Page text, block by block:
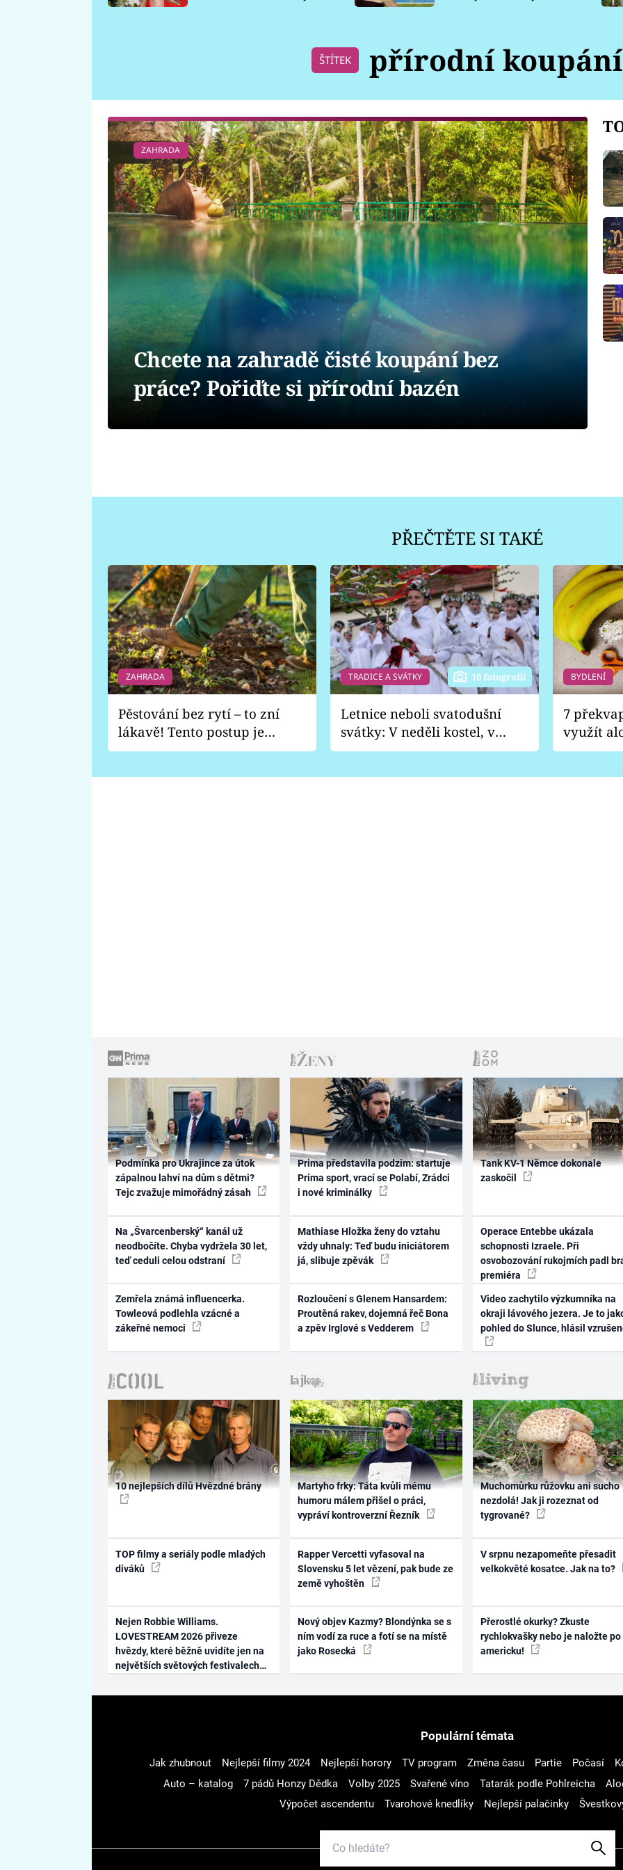
ŠTÍTEK přírodní koupání
ZAHRADA
Chcete na zahradě čisté koupání bez
práce? Pořiďte si přírodní bazén
PŘEČTĚTE SI TAKÉ
ZAHRADA
Pěstování bez rytí – to zní
lákavě! Tento postup je
vhodný jen pro některé
TRADICE A SVÁTKY 10 fotografií
Letnice neboli svatodušní
svátky: V neděli kostel, v
pondělí zábava
BYDLENÍ
7
využít
Podmínka pro Ukrajince za útok
zápalnou lahví na dům s dětmi?
Tejc zvažuje mimořádný zásah
Na „Švarcenberský“ kanál už
neodbočíte. Chyba vydržela 30 let,
teď ceduli celou odstraní
Zemřela známá influencerka.
Towleová podlehla vzácné a
zákeřné nemoci
Prima představila podzim: startuje
Prima sport, vrací se Polabí, Zrádci
i nové kriminálky
Mathiase Hložka ženy do vztahu
vždy uhnaly: Teď budu iniciátorem
já, slibuje zpěvák
Rozloučení s Glenem Hansardem:
Proutěná rakev, dojemná řeč Bona
a zpěv Irglové s Vedderem
Tank KV-1 Němce dokonale
zaskočil
Operace Entebbe ukázala
schopnosti Izraele. Při
osvobozování rukojmích padl
premiéra
Video zachytilo výzkumníka na
okraji lávového jezera. Je to
pohled do Slunce, hlásil
10 nejlepších dílů Hvězdné brány
TOP filmy a seriály podle mladých
diváků
Nejen Robbie Williams.
LOVESTREAM 2026 přiveze
hvězdy, které běžně uvidíte jen na
největších světových festivalech
Martyho frky: Táta kvůli mému
humoru málem přišel o práci,
vypráví kontroverzní Řezník
Rapper Vercetti vyfasoval na
Slovensku 5 let vězení, pak bude ze
země vyhoštěn
Nový objev Kazmy? Blondýnka se s
ním vodí za ruce a fotí se na místě
jako Rosecká
Muchomůrku růžovku ani sucho
nezdolá! Jak ji rozeznat od
tygrované?
V srpnu nezapomeňte přesadit
velkokvěté kosatce. Jak na to?
Přerostlé okurky? Zkuste
rychlokvašky nebo je naložte po
americku!
Populární témata
Jak zhubnout Nejlepší filmy 2024 Nejlepší horory TV program Změna času Partie Počasí
Auto – katalog
7 pádů Honzy Dědka Volby 2025 Svařené víno Tatarák podle Pohlreicha
Výpočet ascendentu
Tvarohové knedlíky Nejlepší palačinky